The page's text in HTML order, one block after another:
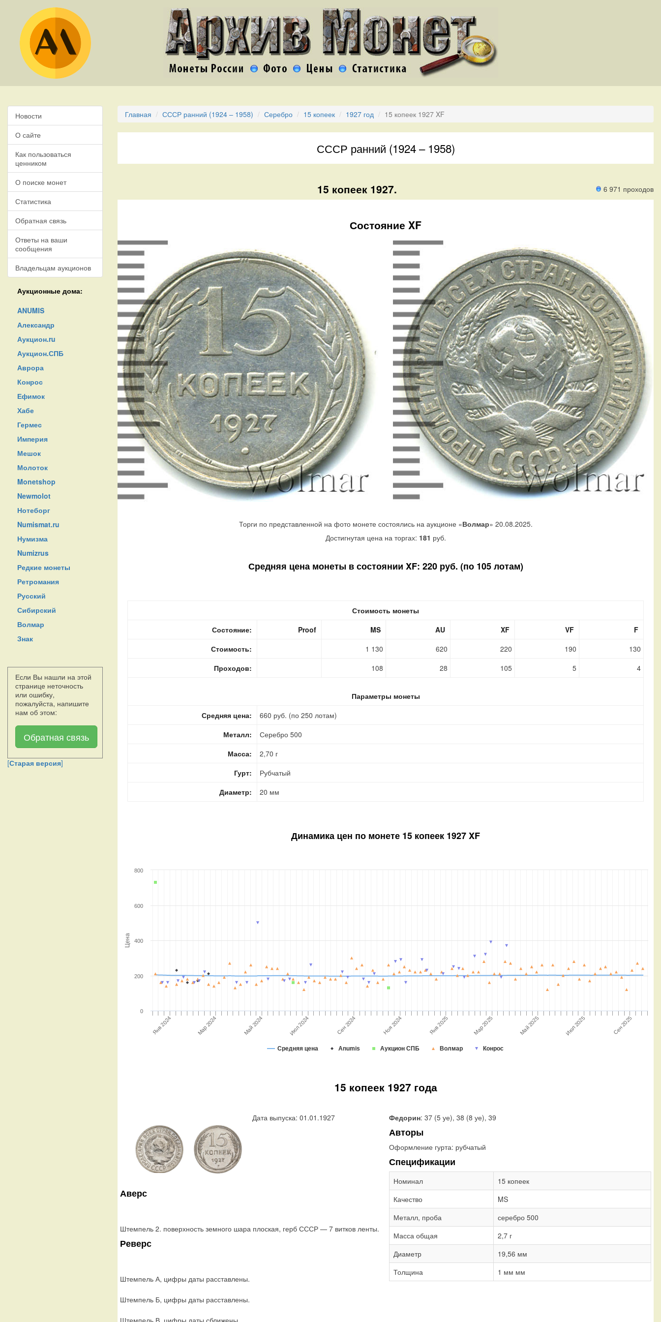
Новости
О сайте
Как пользоваться
ценником
О поиске монет
Статистика
Обратная связь
Ответы на ваши
сообщения
Владельцам аукционов
Аукционные дома:
ANUMIS
Александр
Аукцион.ru
Аукцион.СПБ
Аврора
Конрос
Ефимок
Хабе
Гермес
Империя
Мешок
Молоток
Monetshop
Newmolot
Нотеборг
Numismat.ru
Нумизма
Numizrus
Редкие монеты
Ретромания
Русский
Сибирский
Волмар
Знак
Если Вы нашли на этой
странице неточность
или ошибку,
пожалуйста, напишите
нам об этом:
Обратная связь
[Старая версия]
Главная СССР ранний (1924 – 1958) Серебро 15 копеек 1927 год 15 копеек 1927 XF
СССР ранний (1924 – 1958)
6 971 проходов
15 копеек 1927.
Состояние XF
Торги по представленной на фото монете состоялись на аукционе «Волмар» 20.08.2025.
Достигнутая цена на торгах: 181 руб.
Средняя цена монеты в состоянии XF: 220 руб. (по 105 лотам)
Стоимость монеты
Состояние:
Proof MS AU XF VF
F
Стоимость:
1 130 620 220 190
130
Проходов:
108 28 105 5 4
Параметры монеты
Средняя цена:
660 руб. (по 250 лотам)
Металл:
Серебро 500
Масса:
2,70 г
Гурт:
Рубчатый
Диаметр:
20 мм
Динамика цен по монете 15 копеек 1927 XF
Цена
Средняя цена Anumis Аукцион СПБ Волмар Конрос
Янв 2024 Мар 2024 Май 2024 Июл 2024 Сен 2024 Ноя 2024 Янв 2025 Мар 2025 Май 2025 Июл 2025 Сен 2025
200
400
600
800
0
15 копеек 1927 года
Дата выпуска: 01.01.1927
Аверс
Штемпель 2. поверхность земного шара плоская, герб СССР — 7 витков ленты.
Реверс
Штемпель А, цифры даты расставлены.
Штемпель Б, цифры даты расставлены.
Штемпель В, цифры даты сближены.
Федорин: 37 (5 уе), 38 (8 уе), 39
Авторы
Оформление гурта: рубчатый
Спецификации
Номинал
15 копеек
Качество
MS
Металл, проба
серебро 500
Масса общая
2,7 г
Диаметр
19,56 мм
Толщина
1 мм мм